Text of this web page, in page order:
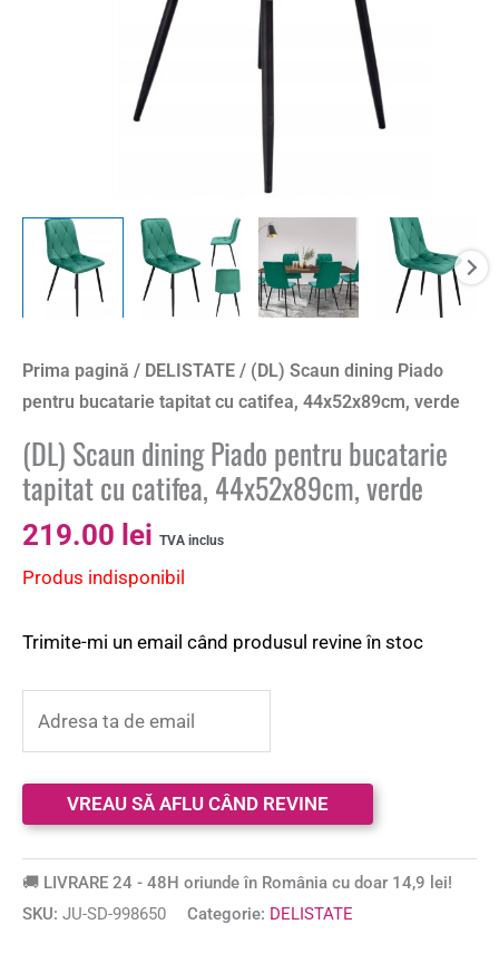
Prima pagină / DELISTATE / (DL) Scaun dining Piado
pentru bucatarie tapitat cu catifea, 44x52x89cm, verde
(DL) Scaun dining Piado pentru bucatarie
tapitat cu catifea, 44x52x89cm, verde
219.00 lei TVA inclus
Produs indisponibil
Trimite-mi un email când produsul revine în stoc
🚚 LIVRARE 24 - 48H oriunde în România cu doar 14,9 lei!
SKU: JU-SD-998650 Categorie: DELISTATE